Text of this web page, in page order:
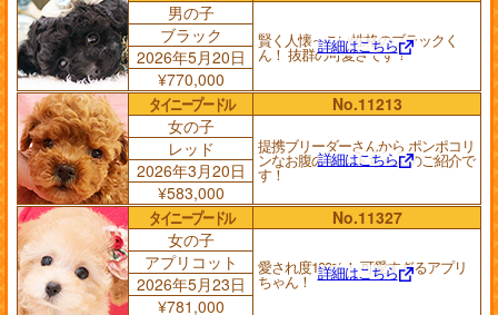
男の子
賢く人懐っこい性格のブラックく
ん！ 抜群の可愛さです！
詳細はこちら
ブラック
2026年5月20日
¥770,000
タイニープードル
No.11213
女の子
提携ブリーダーさんから ポンポコリ
ンなお腹の レッドちゃんのご紹介で
す！
詳細はこちら
レッド
2026年3月20日
¥583,000
タイニープードル
No.11327
女の子
愛され度100%！ 可愛すぎるアプリ
ちゃん！ 詳細はこちら
アプリコット
2026年5月23日
¥781,000